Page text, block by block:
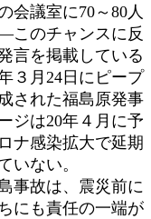
会議室に70～80人
このチャンスに反
言を掲載している
３月24日にピープ
された福島原発事
ジは20年４月に予
ナ感染拡大で延期
いない。
事故は、震災前に
にも責任の一端が